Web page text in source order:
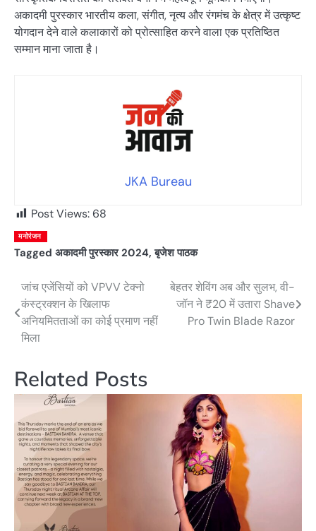
अकादमी पुरस्कार भारतीय कला, संगीत, नृत्य और रंगमंच के क्षेत्र में उत्कृष्ट
योगदान देने वाले कलाकारों को प्रोत्साहित करने वाला एक प्रतिष्ठित
सम्मान माना जाता है।
JKA Bureau
Post Views: 68
मनोरंजन
Tagged अकादमी पुरस्कार 2024,बृजेश पाठक
Post
navigation
जांच एजेंसियों को VPVV टेक्नो
कंस्ट्रक्शन के खिलाफ
अनियमितताओं का कोई प्रमाण नहीं
मिला
बेहतर शेविंग अब और सुलभ, वी-
जॉन ने ₹20 में उतारा Shave
Pro Twin Blade Razor
Related Posts